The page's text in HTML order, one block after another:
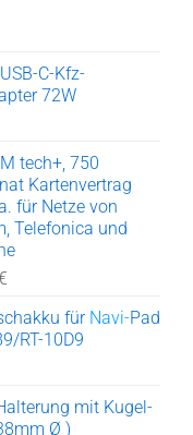
C-Kfz-
72W
tech+, 750
Kartenvertrag
für Netze von
Telefonica und
für Navi-Pad
RT-10D9
mit Kugel-
Ø )
III
Navi-Pad III
seitlichen